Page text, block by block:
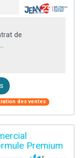
de
des ventes
Premium